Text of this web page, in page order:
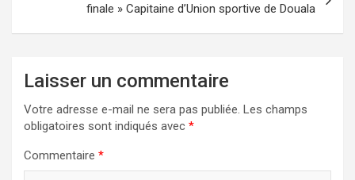
finale » Capitaine d’Union sportive de Douala
Laisser un commentaire
Votre adresse e-mail ne sera pas publiée. Les champs
obligatoires sont indiqués avec *
Commentaire *